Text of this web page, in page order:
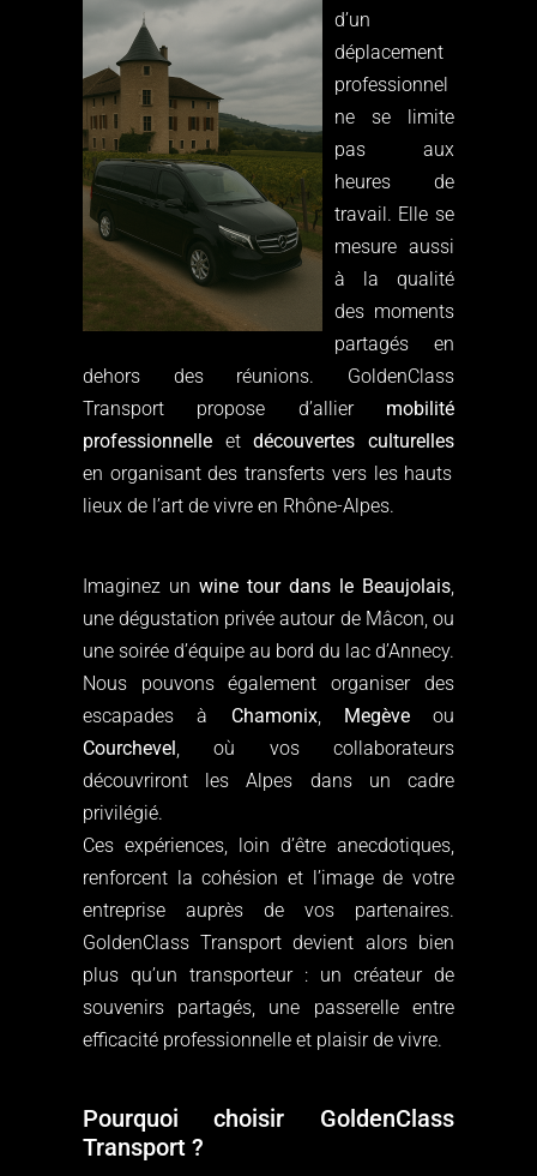
d’un
déplacement
professionnel
ne se limite
pas aux
heures de
travail. Elle se
mesure aussi
à la qualité
des moments
partagés en
dehors des réunions. GoldenClass
Transport propose d’allier mobilité
professionnelleetdécouvertes culturelles
en organisant des transferts vers les hauts
lieux de l’art de vivre en Rhône-Alpes.
Imaginez un wine tour dans le Beaujolais
une dégustation privée autour de Mâcon, ou
une soirée d’équipe au bord du lac d’Annecy.
Nous pouvons également organiser des
escapades à Chamonix, Megèveou
Courchevel , où vos collaborateurs
découvriront les Alpes dans un cadre
privilégié.
Ces expériences, loin d’être anecdotiques,
renforcent la cohésion et l’image de votre
entreprise auprès de vos partenaires.
GoldenClass Transport devient alors bien
plus qu’un transporteur : un créateur de
souvenirs partagés, une passerelle entre
efficacité professionnelle et plaisir de vivre.
Pourquoi choisir GoldenClass
Transport ?